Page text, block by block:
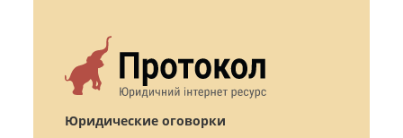
Юридические оговорки